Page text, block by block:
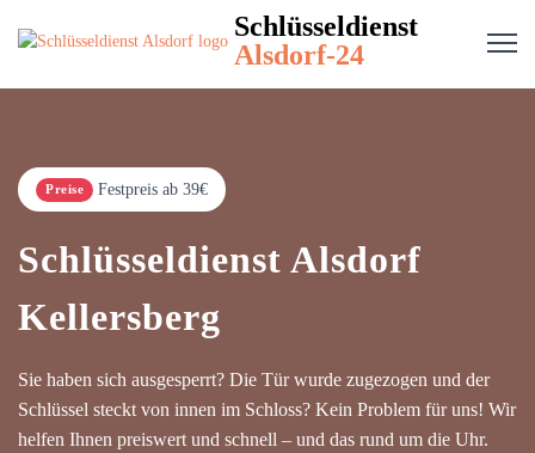
Schlüsseldienst
Alsdorf-24
Preise Festpreis ab 39€
Schlüsseldienst Alsdorf
Kellersberg
Sie haben sich ausgesperrt? Die Tür wurde zugezogen und der
Schlüssel steckt von innen im Schloss? Kein Problem für uns! Wir
helfen Ihnen preiswert und schnell – und das rund um die Uhr.